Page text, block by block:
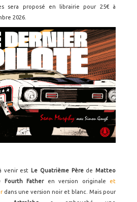
sera proposé en librairie pour 25€ à
2026.
venir est Le Quatrième Père deMatteo
Fourth Father en version originale et
dans une version noir et blanc. Mais pour